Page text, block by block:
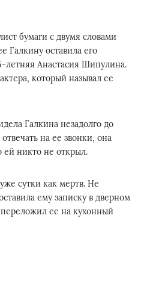
бумаги с двумя словами
Галкину оставила его
летняя Анастасия Шипулина.
который называл ее
Галкина незадолго до
на ее звонки, она
никто не открыл.
сутки как мертв. Не
ему записку в дверном
ее на кухонный